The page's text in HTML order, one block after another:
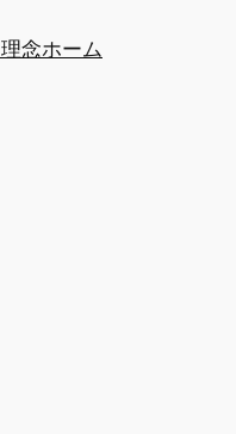
理念ホーム